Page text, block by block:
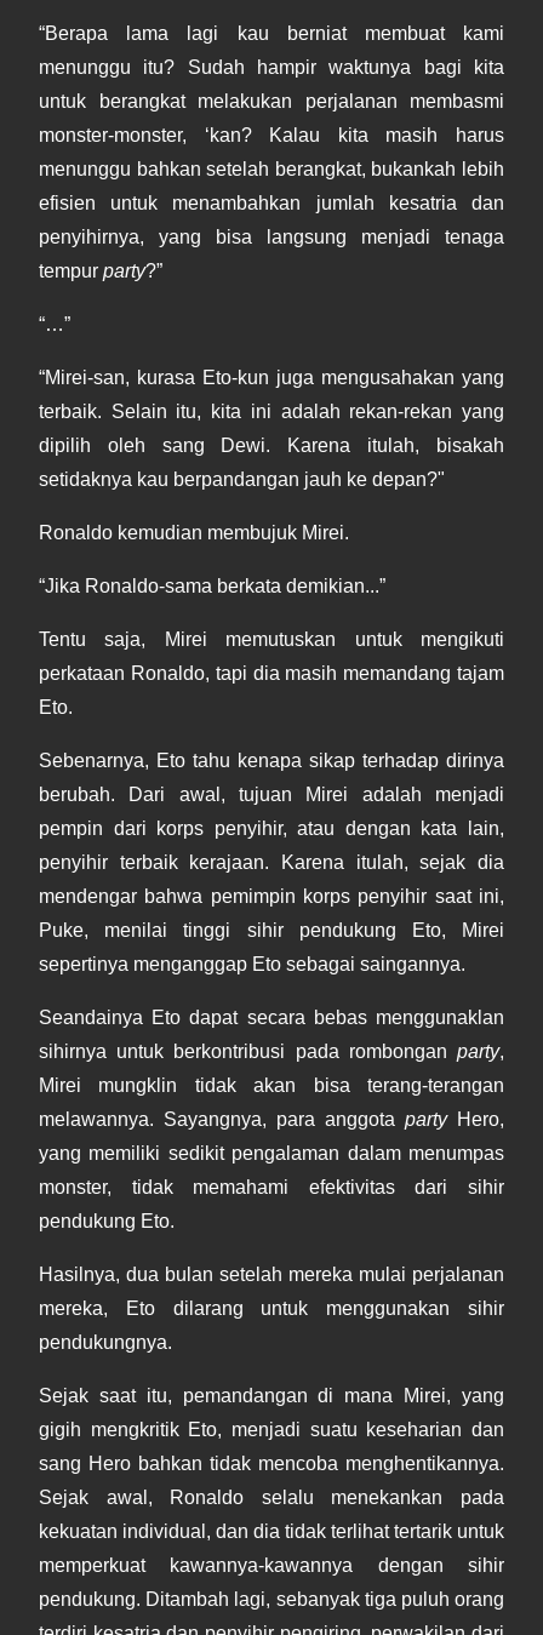
“Berapa lama lagi kau berniat membuat kami
menunggu itu? Sudah hampir waktunya bagi kita
untuk berangkat melakukan perjalanan membasmi
monster-monster, ‘kan? Kalau kita masih harus
menunggu bahkan setelah berangkat, bukankah lebih
efisien untuk menambahkan jumlah kesatria dan
penyihirnya, yang bisa langsung menjadi tenaga
tempur party?”
“…”
“Mirei-san, kurasa Eto-kun juga mengusahakan yang
terbaik. Selain itu, kita ini adalah rekan-rekan yang
dipilih oleh sang Dewi. Karena itulah, bisakah
setidaknya kau berpandangan jauh ke depan?"
Ronaldo kemudian membujuk Mirei.
“Jika Ronaldo-sama berkata demikian...”
Tentu saja, Mirei memutuskan untuk mengikuti
perkataan Ronaldo, tapi dia masih memandang tajam
Eto.
Sebenarnya, Eto tahu kenapa sikap terhadap dirinya
berubah. Dari awal, tujuan Mirei adalah menjadi
pempin dari korps penyihir, atau dengan kata lain,
penyihir terbaik kerajaan. Karena itulah, sejak dia
mendengar bahwa pemimpin korps penyihir saat ini,
Puke, menilai tinggi sihir pendukung Eto, Mirei
sepertinya menganggap Eto sebagai saingannya.
Seandainya Eto dapat secara bebas menggunaklan
sihirnya untuk berkontribusi pada rombongan party,
Mirei mungklin tidak akan bisa terang-terangan
melawannya. Sayangnya, para anggota partyHero,
yang memiliki sedikit pengalaman dalam menumpas
monster, tidak memahami efektivitas dari sihir
pendukung Eto.
Hasilnya, dua bulan setelah mereka mulai perjalanan
mereka, Eto dilarang untuk menggunakan sihir
pendukungnya.
Sejak saat itu, pemandangan di mana Mirei, yang
gigih mengkritik Eto, menjadi suatu keseharian dan
sang Hero bahkan tidak mencoba menghentikannya.
Sejak awal, Ronaldo selalu menekankan pada
kekuatan individual, dan dia tidak terlihat tertarik untuk
memperkuat kawannya-kawannya dengan sihir
pendukung. Ditambah lagi, sebanyak tiga puluh orang